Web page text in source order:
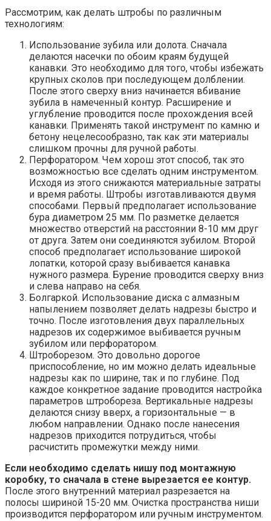
Рассмотрим, как делать штробы по различным
технологиям:
Использование зубила или долота. Сначала
делаются насечки по обоим краям будущей
канавки. Это необходимо для того, чтобы избежать
крупных сколов при последующем долблении.
После этого сверху вниз начинается вбивание
зубила в намеченный контур. Расширение и
углубление проводится после прохождения всей
канавки. Применять такой инструмент по камню и
бетону нецелесообразно, так как эти материалы
слишком прочны для ручной работы.
Перфоратором. Чем хорош этот способ, так это
возможностью все сделать одним инструментом.
Исходя из этого снижаются материальные затраты
и время работы. Штробы изготавливаются двумя
способами. Первый предполагает использование
бура диаметром 25 мм. По разметке делается
множество отверстий на расстоянии 8-10 мм друг
от друга. Затем они соединяются зубилом. Второй
способ предполагает использование широкой
лопатки, которой сразу выбивается канавка
нужного размера. Бурение проводится сверху вниз
и слева направо на себя.
Болгаркой. Использование диска с алмазным
напылением позволяет делать надрезы быстро и
точно. После изготовления двух параллельных
надрезов их содержимое выбивается ручным
зубилом или перфоратором.
Штроборезом. Это довольно дорогое
приспособление, но им можно делать идеальные
надрезы как по ширине, так и по глубине. Под
каждое конкретное задание проводится настройка
параметров штробореза. Вертикальные надрезы
делаются снизу вверх, а горизонтальные — в
любом направлении. Однако после нанесения
надрезов приходится потрудиться, чтобы
расчистить промежутки между ними.
Если необходимо сделать нишу под монтажную
коробку, то сначала в стене вырезается ее контур.
После этого внутренний материал разрезается на
полосы шириной 15-20 мм. Очистка пространства ниши
производится перфоратором или ручным инструментом.